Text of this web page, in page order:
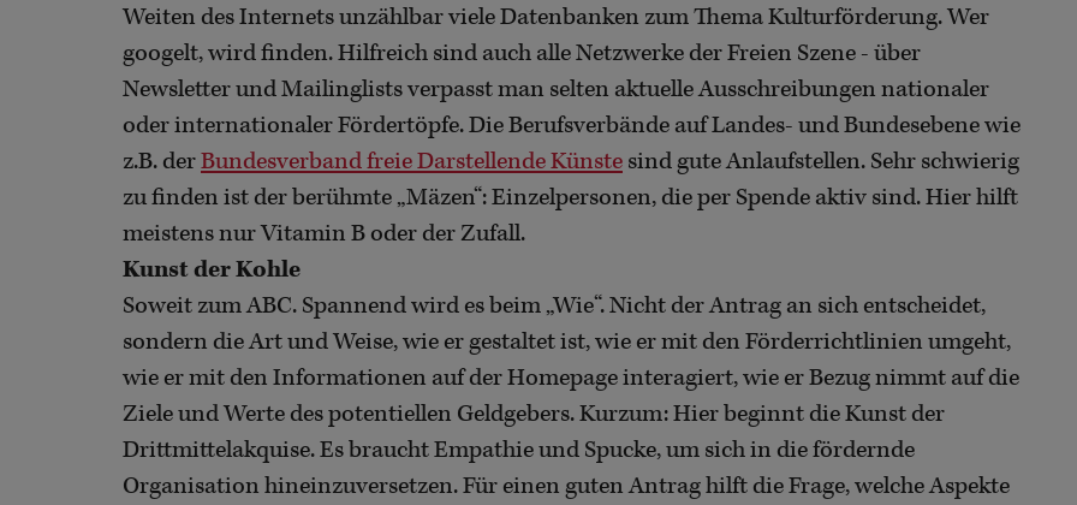
Weiten des Internets unzählbar viele Datenbanken zum Thema Kulturförderung. Wer
googelt, wird finden. Hilfreich sind auch alle Netzwerke der Freien Szene - über
Newsletter und Mailinglists verpasst man selten aktuelle Ausschreibungen nationaler
oder internationaler Fördertöpfe. Die Berufsverbände auf Landes- und Bundesebene wie
z.B. derBundesverband freie Darstellende Künste sind gute Anlaufstellen. Sehr schwierig
zu finden ist der berühmte „Mäzen“: Einzelpersonen, die per Spende aktiv sind. Hier hilft
meistens nur Vitamin B oder der Zufall.
Kunst der Kohle
Soweit zum ABC. Spannend wird es beim „Wie“. Nicht der Antrag an sich entscheidet,
sondern die Art und Weise, wie er gestaltet ist, wie er mit den Förderrichtlinien umgeht,
wie er mit den Informationen auf der Homepage interagiert, wie er Bezug nimmt auf die
Ziele und Werte des potentiellen Geldgebers. Kurzum: Hier beginnt die Kunst der
Drittmittelakquise. Es braucht Empathie und Spucke, um sich in die fördernde
Organisation hineinzuversetzen. Für einen guten Antrag hilft die Frage, welche Aspekte